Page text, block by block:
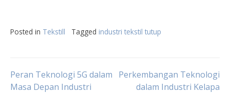
Posted in Tekstill Tagged industri tekstil tutup
Post
Peran Teknologi 5G dalam
Masa Depan Industri
Perkembangan Teknologi
dalam Industri Kelapa